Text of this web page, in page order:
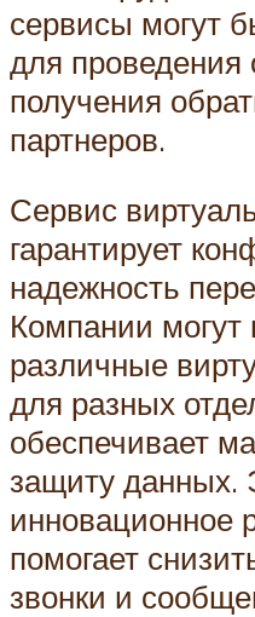
сервисы могут
для проведения
получения
партнеров.
Сервис
гарантирует
надежность
Компании могут
различные
для разных
обеспечивает
защиту данных.
инновационное
помогает
звонки и